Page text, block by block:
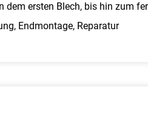
dem ersten Blech, bis hin zum
Endmontage, Reparatur